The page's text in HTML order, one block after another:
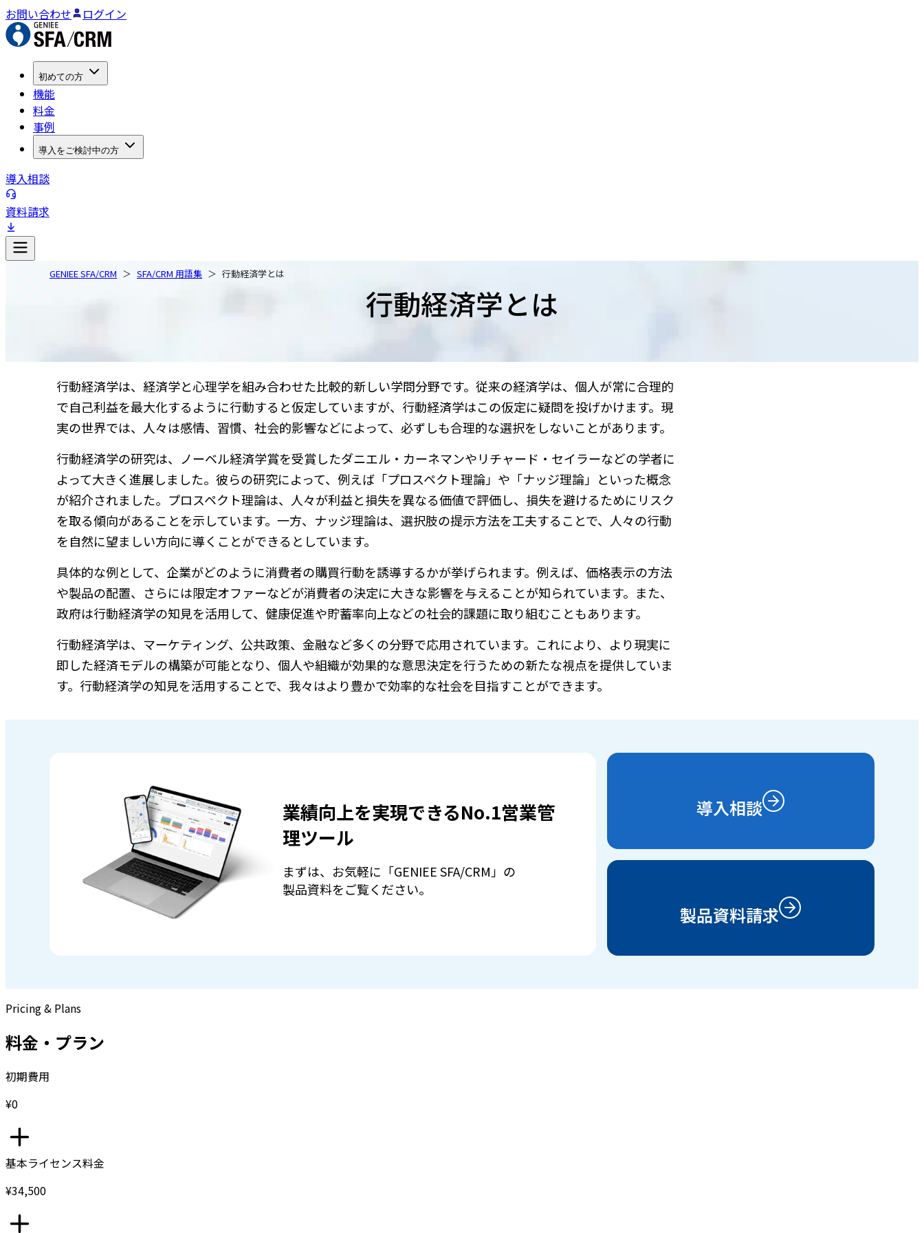
お問い合わせ ログイン
初めての方
機能
料金
事例
導入をご検討中の方
導入相談
資料請求
GENIEE SFA/CRM SFA/CRM 用語集 行動経済学とは
行動経済学とは
行動経済学は、経済学と心理学を組み合わせた比較的新しい学問分野です。従来の経済学は、個人が常に合理的
で自己利益を最大化するように行動すると仮定していますが、行動経済学はこの仮定に疑問を投げかけます。現
実の世界では、人々は感情、習慣、社会的影響などによって、必ずしも合理的な選択をしないことがあります。
行動経済学の研究は、ノーベル経済学賞を受賞したダニエル・カーネマンやリチャード・セイラーなどの学者に
よって大きく進展しました。彼らの研究によって、例えば「プロスペクト理論」や「ナッジ理論」といった概念
が紹介されました。プロスペクト理論は、人々が利益と損失を異なる価値で評価し、損失を避けるためにリスク
を取る傾向があることを示しています。一方、ナッジ理論は、選択肢の提示方法を工夫することで、人々の行動
を自然に望ましい方向に導くことができるとしています。
具体的な例として、企業がどのように消費者の購買行動を誘導するかが挙げられます。例えば、価格表示の方法
や製品の配置、さらには限定オファーなどが消費者の決定に大きな影響を与えることが知られています。また、
政府は行動経済学の知見を活用して、健康促進や貯蓄率向上などの社会的課題に取り組むこともあります。
行動経済学は、マーケティング、公共政策、金融など多くの分野で応用されています。これにより、より現実に
即した経済モデルの構築が可能となり、個人や組織が効果的な意思決定を行うための新たな視点を提供していま
す。行動経済学の知見を活用することで、我々はより豊かで効率的な社会を目指すことができます。
業績向上を実現できるNo.1営業管
理ツール
まずは、お気軽に「GENIEE SFA/CRM」の
製品資料をご覧ください。
導入相談
製品資料請求
Pricing & Plans
料金・プラン
初期費用
¥0
基本ライセンス料金
¥34,500